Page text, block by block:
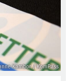
Kambor / KomPass